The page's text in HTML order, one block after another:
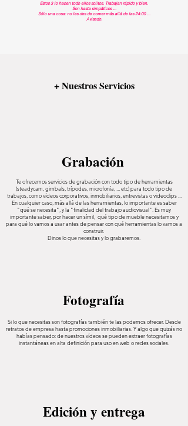
+ Nuestros Servicios
Grabación
Te ofrecemos servicios de grabación con todo tipo de herramientas
(steadycam, gimbals, trípodes, microfonía, ... etc) para todo tipo de
trabajos, como vídeos corporativos, inmobiliarios, entrevistas o videoclips ...
En cualquier caso, más allá de las herramientas, lo importante es saber
"qué se necesita", y la "finalidad del trabajo audiovisual". Es muy
importante saber, por hacer un símil, qué tipo de mueble necesitamos y
para qué lo vamos a usar antes de pensar con qué herramientas lo vamos a
construir.
Dinos lo que necesitas y lo grabaremos.
Fotografía
Si lo que necesitas son fotografías también te las podemos ofrecer. Desde
retratos de empresa hasta promociones inmobiliarias. Y algo que quizás no
habías pensado: de nuestros vídeos se pueden extraer fotografías
instantáneas en alta definición para uso en web o redes sociales.
Edición y entrega
Estos 3 lo hacen todo ellos solitos. Trabajan rápido y bien.
Son hasta simpáticos ...
Sólo una cosa: no les des de comer más allá de las 24:00 ...
Avisado.